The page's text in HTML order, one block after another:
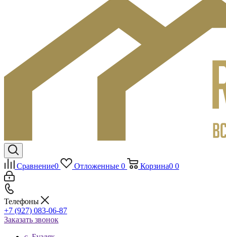
Сравнение0 Отложенные 0 Корзина0 0
Телефоны
+7 (927) 083-06-87
Заказать звонок